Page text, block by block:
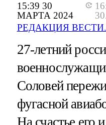
15:39 30
МАРТА 2024
РЕДАКЦИЯ
27-летний
Соловей
фугасной